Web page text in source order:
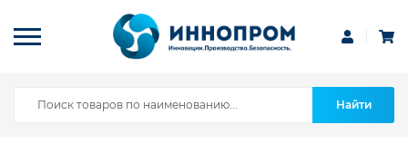
Найти